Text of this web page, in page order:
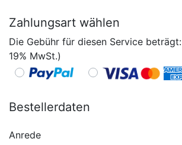
Zahlungsart wählen
Die Gebühr für diesen Service beträgt:
19% MwSt.)
Bestellerdaten
Anrede